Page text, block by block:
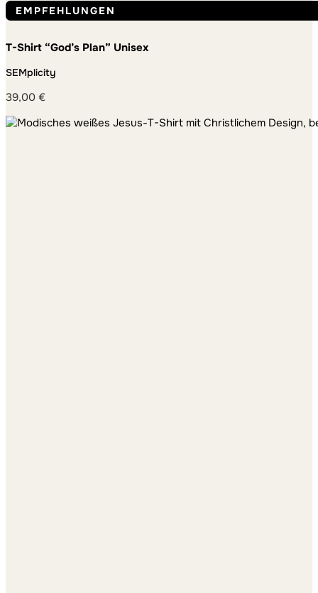
EMPFEHLUNGEN
T-Shirt “God’s Plan” Unisex
SEMplicity
39,00 €